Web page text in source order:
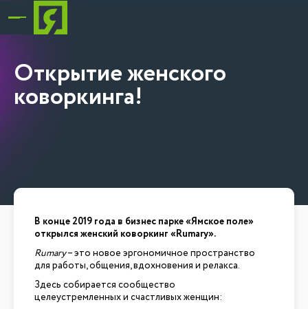
Открытие женского
коворкинга!
В конце 2019 года в бизнес парке «Ямское поле»
открылся женский коворкинг «Rumary».
Rumary– это новое эргономичное пространство
для работы, общения, вдохновения и релакса.
Здесь собирается сообщество
целеустремленных и счастливых женщин: